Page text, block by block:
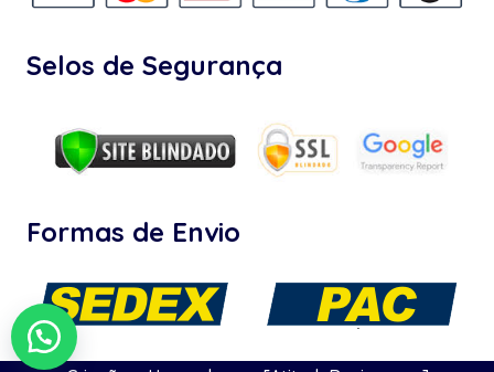
Selos de Segurança
Formas de Envio